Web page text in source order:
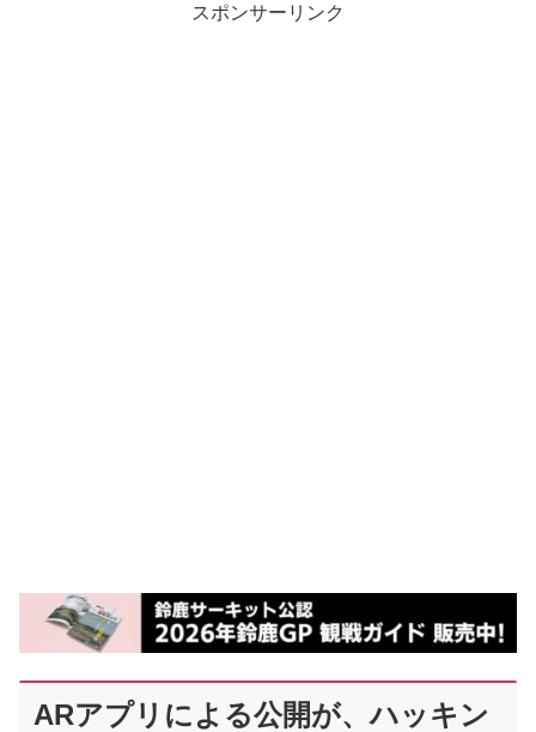
スポンサーリンク
ARアプリによる公開が、ハッキン